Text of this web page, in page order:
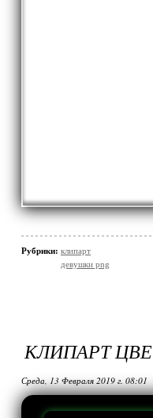
Рубрики: клипарт
девушки png
КЛИПАРТ
Среда, 13 Февраля 2019 г. 08:01